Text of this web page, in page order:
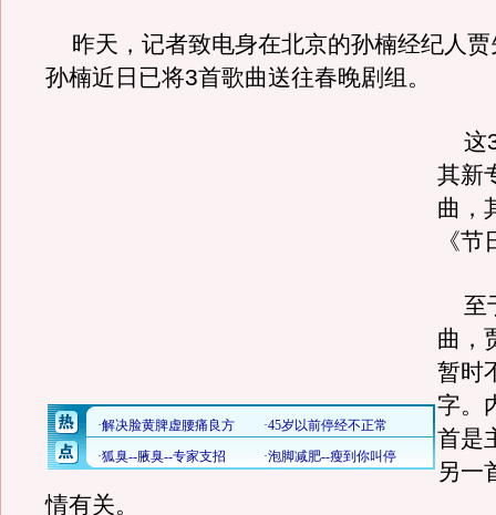
昨天，记者致电身在北京的孙楠经纪人贾
孙楠近日已将3首歌曲送往春晚剧组。
这3
其新
曲，
《
至
曲，
暂时
字。
首是
另一
情有关。